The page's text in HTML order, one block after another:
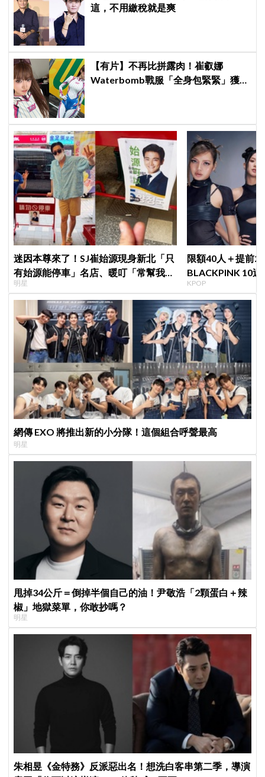
這，不用繳稅就是爽
【有片】不再比拼露肉！崔叡娜
Waterbomb戰服「全身包緊緊」獲好
迷因本尊來了！SJ崔始源現身新北「只
有始源能停車」名店、暖叮「常幫我換
照片」，店家尖叫合照網笑翻：這輩子
不能脫粉了
明星
限額40人＋提前2
BLACKPINK 10
衍」，YG急證實
KPOP
網傳 EXO 將推出新的小分隊！這個組合呼聲最高
明星
甩掉34公斤＝倒掉半個自己的油！尹敬浩「2顆蛋白＋辣
椒」地獄菜單，你敢抄嗎？
明星
朱相昱《金特務》反派惡出名！想洗白客串第二季，導演